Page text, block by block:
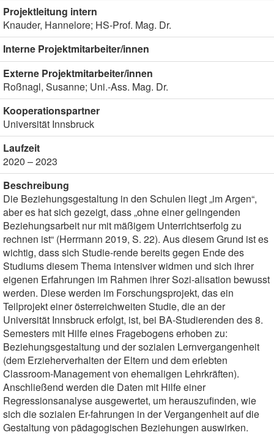
Projektleitung intern
Knauder, Hannelore; HS-Prof. Mag. Dr.
Interne Projektmitarbeiter/innen
Externe Projektmitarbeiter/innen
Roßnagl, Susanne; Uni.-Ass. Mag. Dr.
Kooperationspartner
Universität Innsbruck
Laufzeit
2020 – 2023
Beschreibung
Die Beziehungsgestaltung in den Schulen liegt „im Argen“,
aber es hat sich gezeigt, dass „ohne einer gelingenden
Beziehungsarbeit nur mit mäßigem Unterrichtserfolg zu
rechnen ist“ (Herrmann 2019, S. 22). Aus diesem Grund ist es
wichtig, dass sich Studie-rende bereits gegen Ende des
Studiums diesem Thema intensiver widmen und sich ihrer
eigenen Erfahrungen im Rahmen ihrer Sozi-alisation bewusst
werden. Diese werden im Forschungsprojekt, das ein
Teilprojekt einer österreichweiten Studie, die an der
Universität Innsbruck erfolgt, ist, bei BA-Studierenden des 8.
Semesters mit Hilfe eines Fragebogens erhoben zu:
Beziehungsgestaltung und der sozialen Lernvergangenheit
(dem Erzieherverhalten der Eltern und dem erlebten
Classroom-Management von ehemaligen Lehrkräften).
Anschließend werden die Daten mit Hilfe einer
Regressionsanalyse ausgewertet, um herauszufinden, wie
sich die sozialen Er-fahrungen in der Vergangenheit auf die
Gestaltung von pädagogischen Beziehungen auswirken.